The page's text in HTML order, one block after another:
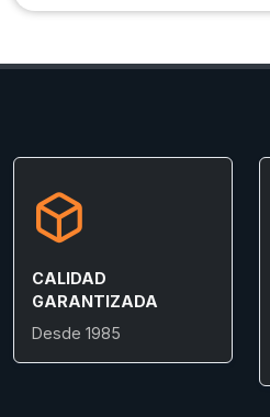
CALIDAD
GARANTIZADA
Desde 1985